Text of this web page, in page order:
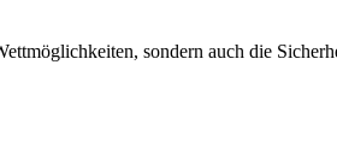
sondern auch die